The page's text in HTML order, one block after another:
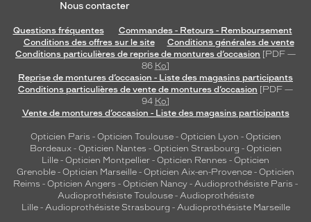
Nous contacter
Questions fréquentes
Commandes - Retours - Remboursement
Conditions des offres sur le site
Conditions générales de vente
Conditions particulières de reprise de montures d’occasion [PDF —
86 Ko]
Reprise de montures d’occasion - Liste des magasins participants
Conditions particulières de vente de montures d’occasion [PDF —
94 Ko]
Vente de montures d’occasion - Liste des magasins participants
Opticien Paris - Opticien Toulouse- Opticien Lyon - Opticien
Bordeaux- Opticien Nantes - Opticien Strasbourg - Opticien
Lille - Opticien Montpellier - Opticien Rennes - Opticien
Grenoble - Opticien Marseille - Opticien Aix-en-Provence - Opticien
Reims - Opticien Angers - Opticien Nancy - Audioprothésiste Paris -
Audioprothésiste Toulouse- Audioprothésiste
Lille- Audioprothésiste Strasbourg - Audioprothésiste Marseille